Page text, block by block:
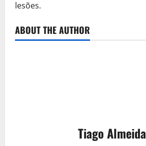
lesões.
ABOUT THE AUTHOR
Tiago Almeida